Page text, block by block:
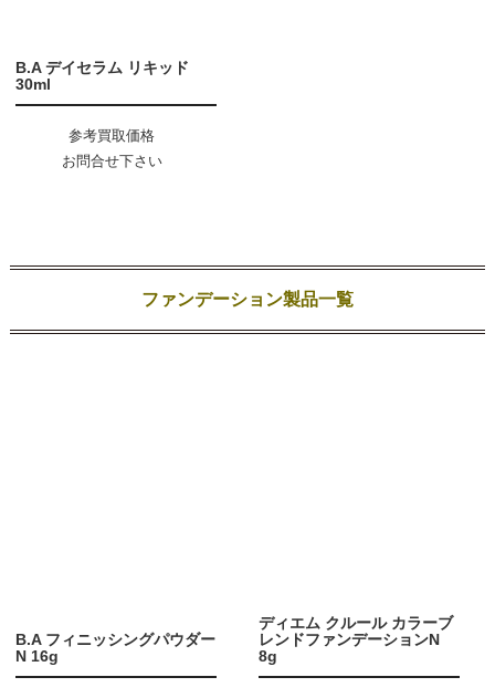
B.A デイセラム リキッド
30ml
参考買取価格
お問合せ下さい
ファンデーション製品一覧
B.A フィニッシングパウダー
N 16g
ディエム クルール カラーブ
レンドファンデーションN
8g